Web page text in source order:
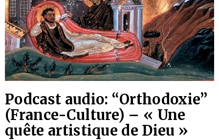
Podcast audio: “Orthodoxie”
(France-Culture) – « Une
quête artistique de Dieu »